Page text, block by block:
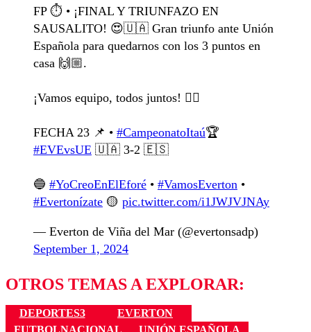
FP ⏱️ • ¡FINAL Y TRIUNFAZO EN
SAUSALITO! 😍🇺🇦 Gran triunfo ante Unión
Española para quedarnos con los 3 puntos en
casa 🙌🏼.
¡Vamos equipo, todos juntos! ❤️‍🔥
FECHA 23 📌 • #CampeonatoItaú🏆
#EVEvsUE 🇺🇦 3-2 🇪🇸
🔵 #YoCreoEnElEforé • #VamosEverton •
#Evertonízate 🟡 pic.twitter.com/i1JWJVJNAy
— Everton de Viña del Mar (@evertonsadp)
September 1, 2024
OTROS TEMAS A EXPLORAR:
DEPORTES3
EVERTON